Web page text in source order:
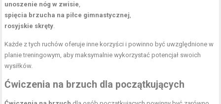
unoszenie nóg w zwisie,
spięcia brzucha na piłce gimnastycznej,
rosyjskie skręty.
Każde z tych ruchów oferuje inne korzyści i powinno być uwzględnione w
planie treningowym, aby maksymalnie wykorzystać potencjał swoich
wysiłków.
Ćwiczenia na brzuch dla początkujących